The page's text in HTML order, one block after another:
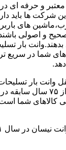
و حرفه ای
شرکت ها باید
های
و اصولی باشند
بار
شما در سریع
وانت بار
ترین باربری ایران با بیش
کالاهای شما